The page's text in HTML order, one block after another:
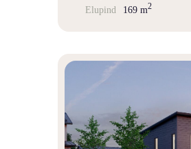
Elupind 169 m2